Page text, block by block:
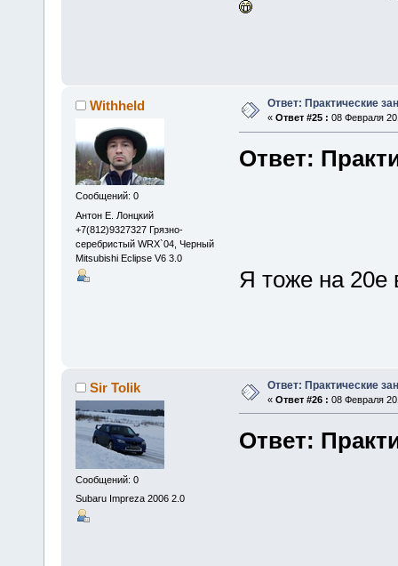
Withheld
Сообщений: 0
Антон Е. Лонцкий
+7(812)9327327 Грязно-
серебристый WRX`04, Черный
Mitsubishi Eclipse V6 3.0
Ответ: Практические
« Ответ #25 : 08 Февраля
Ответ:
Я тоже на 20е
Sir Tolik
Сообщений: 0
Subaru Impreza 2006 2.0
Ответ: Практические
« Ответ #26 : 08 Февраля
Ответ: